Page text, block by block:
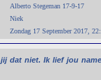
Alberto Stegeman 17-9-17
Niek
Zondag 17 September 2017,
jij dat niet. Ik lief jou